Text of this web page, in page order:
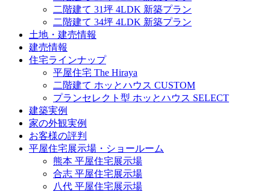
二階建て 31坪 4LDK 新築プラン
二階建て 34坪 4LDK 新築プラン
土地・建売情報
建売情報
住宅ラインナップ
平屋住宅 The Hiraya
二階建て ホッとハウス CUSTOM
プランセレクト型 ホッとハウス SELECT
建築実例
家の外観実例
お客様の評判
平屋住宅展示場・ショールーム
熊本 平屋住宅展示場
合志 平屋住宅展示場
八代 平屋住宅展示場